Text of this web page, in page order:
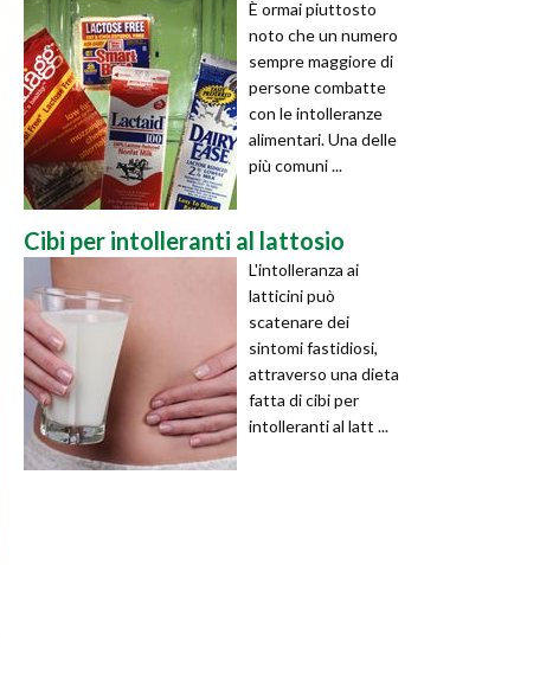
È ormai piuttosto
noto che un numero
sempre maggiore di
persone combatte
con le intolleranze
alimentari. Una delle
più comuni ...
Cibi per intolleranti al lattosio
L'intolleranza ai
latticini può
scatenare dei
sintomi fastidiosi,
attraverso una dieta
fatta di cibi per
intolleranti al latt ...